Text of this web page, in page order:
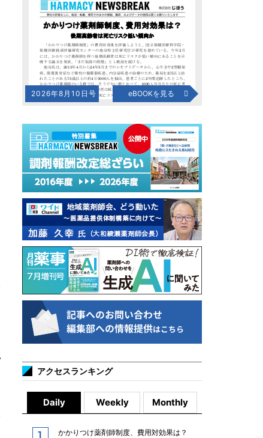
2026年8月10日号 eBOOKを見る
アクセスランキング
Daily Weekly Monthly
かかりつけ薬剤師制度、費用対効果は？